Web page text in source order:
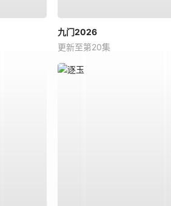
九门2026
更新至第20集